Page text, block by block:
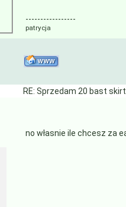
-----------------
patrycja
RE: Sprzedam 20 bast
no własnie ile chcesz za